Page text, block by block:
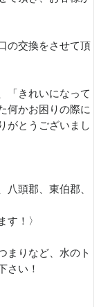
の交換をさせて頂
「きれいになって
何かお困りの際に
がとうございまし
八頭郡、東伯郡、
す！〉
まりなど、水のト
さい！